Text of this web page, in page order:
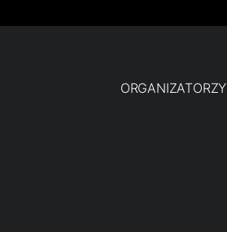
ORGANIZATORZY